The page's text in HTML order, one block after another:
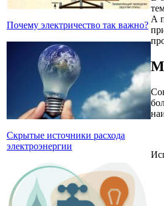
Почему электричество так важно?
Скрытые источники расхода
электроэнергии
А